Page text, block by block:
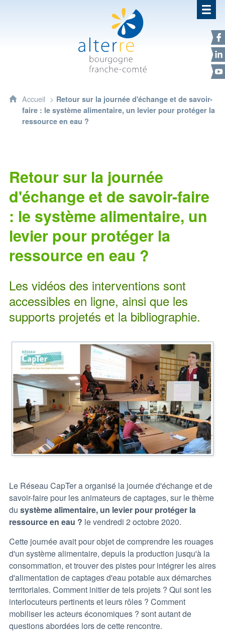
Alterre Bourgogne Franche-
Accueil
Retour sur la journée d'échange et de savoir-
faire : le système alimentaire, un levier pour protéger la
ressource en eau ?
Retour sur la journée
d'échange et de savoir-faire
: le système alimentaire, un
levier pour protéger la
ressource en eau ?
Les vidéos des interventions sont
accessibles en ligne, ainsi que les
supports projetés et la bibliographie.
Le Réseau CapTer a organisé la journée d'échange et de
savoir-faire pour les animateurs de captages, sur le thème
du système alimentaire, un levier pour protéger la
ressource en eau ? le vendredi 2 octobre 2020.
Cette journée avait pour objet de comprendre les rouages
d'un système alimentaire, depuis la production jusqu'à la
consommation, et trouver des pistes pour intégrer les aires
d'alimentation de captages d'eau potable aux démarches
territoriales. Comment initier de tels projets ? Qui sont les
interlocuteurs pertinents et leurs rôles ? Comment
mobiliser les acteurs économiques ? sont autant de
questions abordées lors de cette rencontre.